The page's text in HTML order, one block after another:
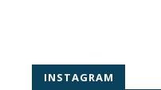
INSTAGRAM